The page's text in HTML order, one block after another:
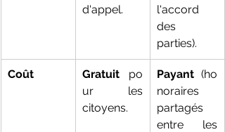
d'appel.
l'accord
des
parties).
Coût Gratuit po
ur les
citoyens.
Payant (ho
noraires
partagés
entre les